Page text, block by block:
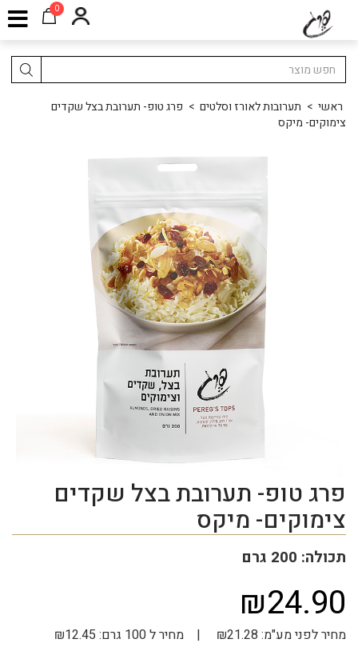
0
ראשי > תערובות לאורז וסלטים > פרג טופ- תערובת בצל שקדים
צימוקים- מיקס
פרג טופ- תערובת בצל שקדים
צימוקים- מיקס
תכולה: 200 גרם
₪24.90
מחיר לפני מע"מ: ₪21.28 | מחיר ל 100 גרם: ₪12.45